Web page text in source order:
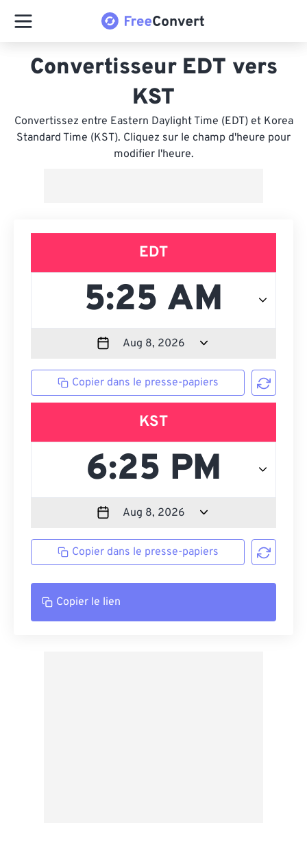
Convertisseur EDT vers
KST
Convertissez entre Eastern Daylight Time (EDT) et Korea
Standard Time (KST). Cliquez sur le champ d'heure pour
modifier l'heure.
EDT
Copier dans le presse-papiers
KST
Copier dans le presse-papiers
Copier le lien